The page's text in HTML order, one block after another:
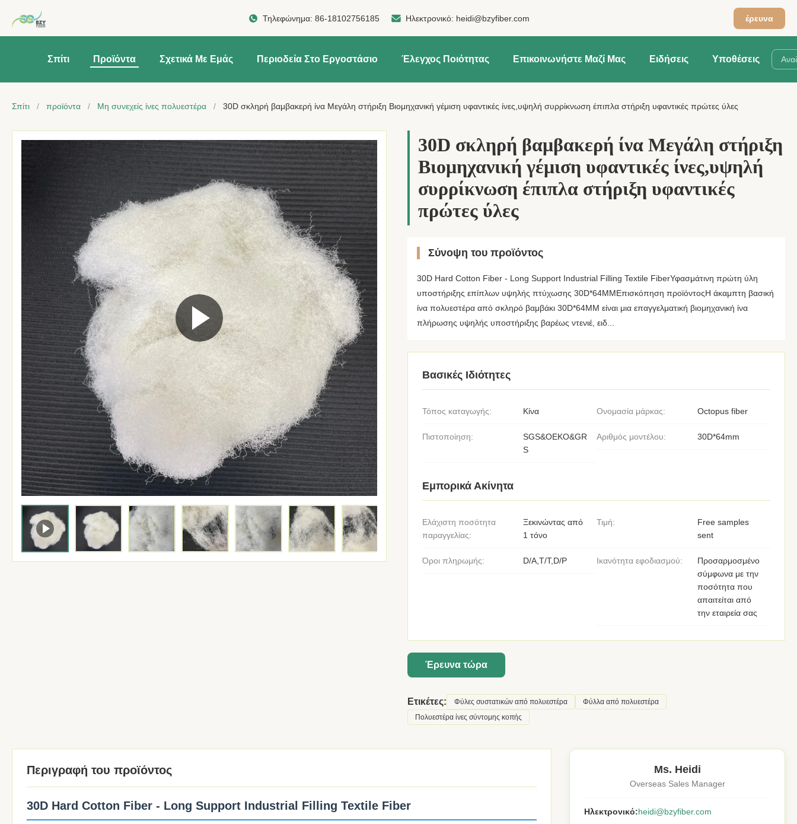
Τηλεφώνημα: 86-18102756185 Ηλεκτρονικό: heidi@bzyfiber.com έρευνα
Σπίτι Προϊόντα Σχετικά Με Εμάς Περιοδεία Στο Εργοστάσιο Έλεγχος Ποιότητας Επικοινωνήστε Μαζί Μας Ειδήσεις Υποθέσεις
Σπίτι / προϊόντα / Μη συνεχείς ίνες πολυεστέρα / 30D σκληρή βαμβακερή ίνα Μεγάλη στήριξη Βιομηχανική γέμιση υφαντικές ίνες,υψηλή συρρίκνωση έπιπλα στήριξη υφαντικές πρώτες ύλες
30D σκληρή βαμβακερή ίνα Μεγάλη στήριξη
Βιομηχανική γέμιση υφαντικές ίνες,υψηλή
συρρίκνωση έπιπλα στήριξη υφαντικές
πρώτες ύλες
Σύνοψη του προϊόντος
30D Hard Cotton Fiber - Long Support Industrial Filling Textile FiberΥφασμάτινη πρώτη ύλη
υποστήριξης επίπλων υψηλής πτύχωσης 30D*64MMΕπισκόπηση προϊόντοςΗ άκαμπτη βασική
ίνα πολυεστέρα από σκληρό βαμβάκι 30D*64MM είναι μια επαγγελματική βιομηχανική ίνα
πλήρωσης υψηλής υποστήριξης βαρέως ντενιέ, ειδ...
Βασικές Ιδιότητες
Τόπος καταγωγής: Κίνα Ονομασία μάρκας: Octopus fiber
Πιστοποίηση:
SGS&OEKO&GR
S
Αριθμός μοντέλου: 30D*64mm
Εμπορικά Ακίνητα
Ελάχιστη ποσότητα
παραγγελίας:
Ξεκινώντας από
1 τόνο
Τιμή:
Free samples
sent
Όροι πληρωμής: D/A,T/T,D/P Ικανότητα εφοδιασμού:
Προσαρμοσμένο
σύμφωνα με την
ποσότητα που
απαιτείται από
την εταιρεία σας
Έρευνα τώρα
Ετικέτες: Φύλες συστατικών από πολυεστέρα
Φύλλα από πολυεστέρα
Πολυεστέρα ίνες σύντομης κοπής
Περιγραφή του προϊόντος
30D Hard Cotton Fiber - Long Support Industrial Filling Textile Fiber
Ms. Heidi
Overseas Sales Manager
Ηλεκτρονικό:heidi@bzyfiber.com